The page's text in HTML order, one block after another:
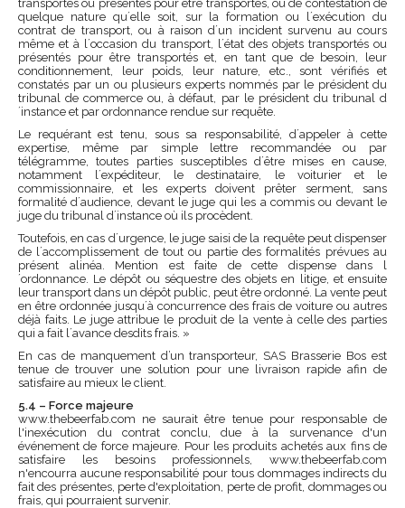
transportés ou présentés pour être transportés, ou de contestation de
quelque nature qu´elle soit, sur la formation ou l´exécution du
contrat de transport, ou à raison d´un incident survenu au cours
même et à l´occasion du transport, l´état des objets transportés ou
présentés pour être transportés et, en tant que de besoin, leur
conditionnement, leur poids, leur nature, etc., sont vérifiés et
constatés par un ou plusieurs experts nommés par le président du
tribunal de commerce ou, à défaut, par le président du tribunal d
´instance et par ordonnance rendue sur requête.
Le requérant est tenu, sous sa responsabilité, d´appeler à cette
expertise, même par simple lettre recommandée ou par
télégramme, toutes parties susceptibles d´être mises en cause,
notamment l´expéditeur, le destinataire, le voiturier et le
commissionnaire, et les experts doivent prêter serment, sans
formalité d´audience, devant le juge qui les a commis ou devant le
juge du tribunal d´instance où ils procèdent.
Toutefois, en cas d´urgence, le juge saisi de la requête peut dispenser
de l´accomplissement de tout ou partie des formalités prévues au
présent alinéa. Mention est faite de cette dispense dans l
´ordonnance. Le dépôt ou séquestre des objets en litige, et ensuite
leur transport dans un dépôt public, peut être ordonné. La vente peut
en être ordonnée jusqu´à concurrence des frais de voiture ou autres
déjà faits. Le juge attribue le produit de la vente à celle des parties
qui a fait l´avance desdits frais. »
En cas de manquement d’un transporteur, SAS Brasserie Bos est
tenue de trouver une solution pour une livraison rapide afin de
satisfaire au mieux le client.
5.4 – Force majeure
www.thebeerfab.com ne saurait être tenue pour responsable de
l'inexécution du contrat conclu, due à la survenance d'un
événement de force majeure. Pour les produits achetés aux fins de
satisfaire les besoins professionnels, www.thebeerfab.com
n'encourra aucune responsabilité pour tous dommages indirects du
fait des présentes, perte d'exploitation, perte de profit, dommages ou
frais, qui pourraient survenir.